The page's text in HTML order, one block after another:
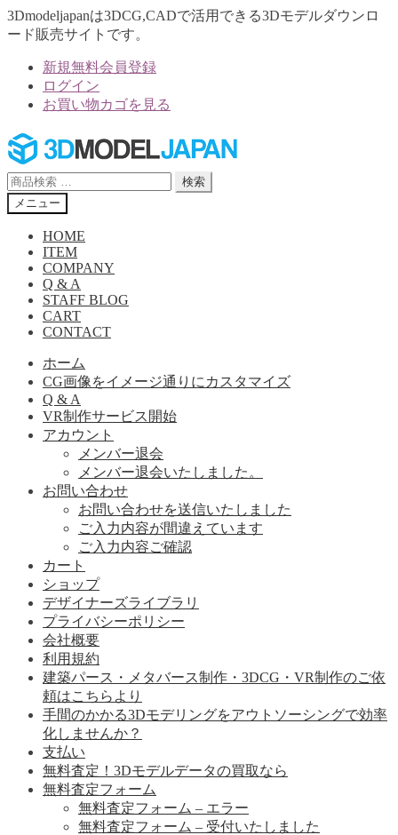
3Dmodeljapanは3DCG,CADで活用できる3Dモデルダウンロ
ード販売サイトです。
新規無料会員登録
ログイン
お買い物カゴを見る
ナ
ビ
ゲ
ー
シ
コ
ン
テ
ン
ツ
検
索
対
検索
メニュー
HOME
ITEM
COMPANY
Q & A
STAFF BLOG
CART
CONTACT
ホーム
CG画像をイメージ通りにカスタマイズ
Q & A
VR制作サービス開始
アカウント
メンバー退会
メンバー退会いたしました。
お問い合わせ
お問い合わせを送信いたしました
ご入力内容が間違えています
ご入力内容ご確認
カート
ショップ
デザイナーズライブラリ
プライバシーポリシー
会社概要
利用規約
建築パース・メタバース制作・3DCG・VR制作のご依
頼はこちらより
手間のかかる3Dモデリングをアウトソーシングで効率
化しませんか？
支払い
無料査定！3Dモデルデータの買取なら
無料査定フォーム
無料査定フォーム – エラー
無料査定フォーム – 受付いたしました